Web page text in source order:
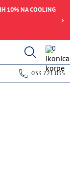
10% NA COOLING
0
033 721 035